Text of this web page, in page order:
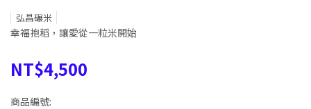
弘昌碾米
幸福抱稻，讓愛從一粒米開始
NT$4,500
商品編號: